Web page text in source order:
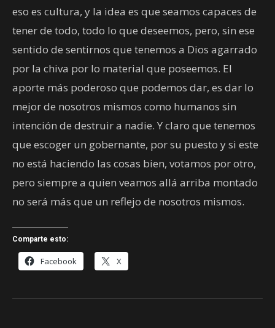
eso es cultura, y la idea es que seamos capaces de
tener de todo, todo lo que deseemos, pero, sin ese
sentido de sentirnos que tenemos a Dios agarrado
por la chiva por lo material que poseemos. El
aporte más poderoso que podemos dar, es dar lo
mejor de nosotros mismos como humanos sin
intención de destruir a nadie. Y claro que tenemos
que escoger un gobernante, por su puesto y si este
no está haciendo las cosas bien, votamos por otro,
pero siempre a quien veamos allá arriba montado
no será más que un reflejo de nosotros mismos.
Comparte esto:
Facebook X